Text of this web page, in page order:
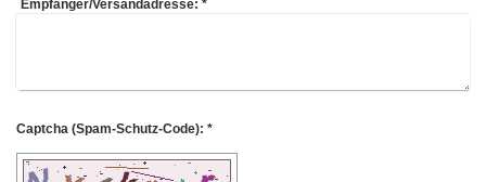
Empfänger/Versandadresse: *
Captcha (Spam-Schutz-Code): *